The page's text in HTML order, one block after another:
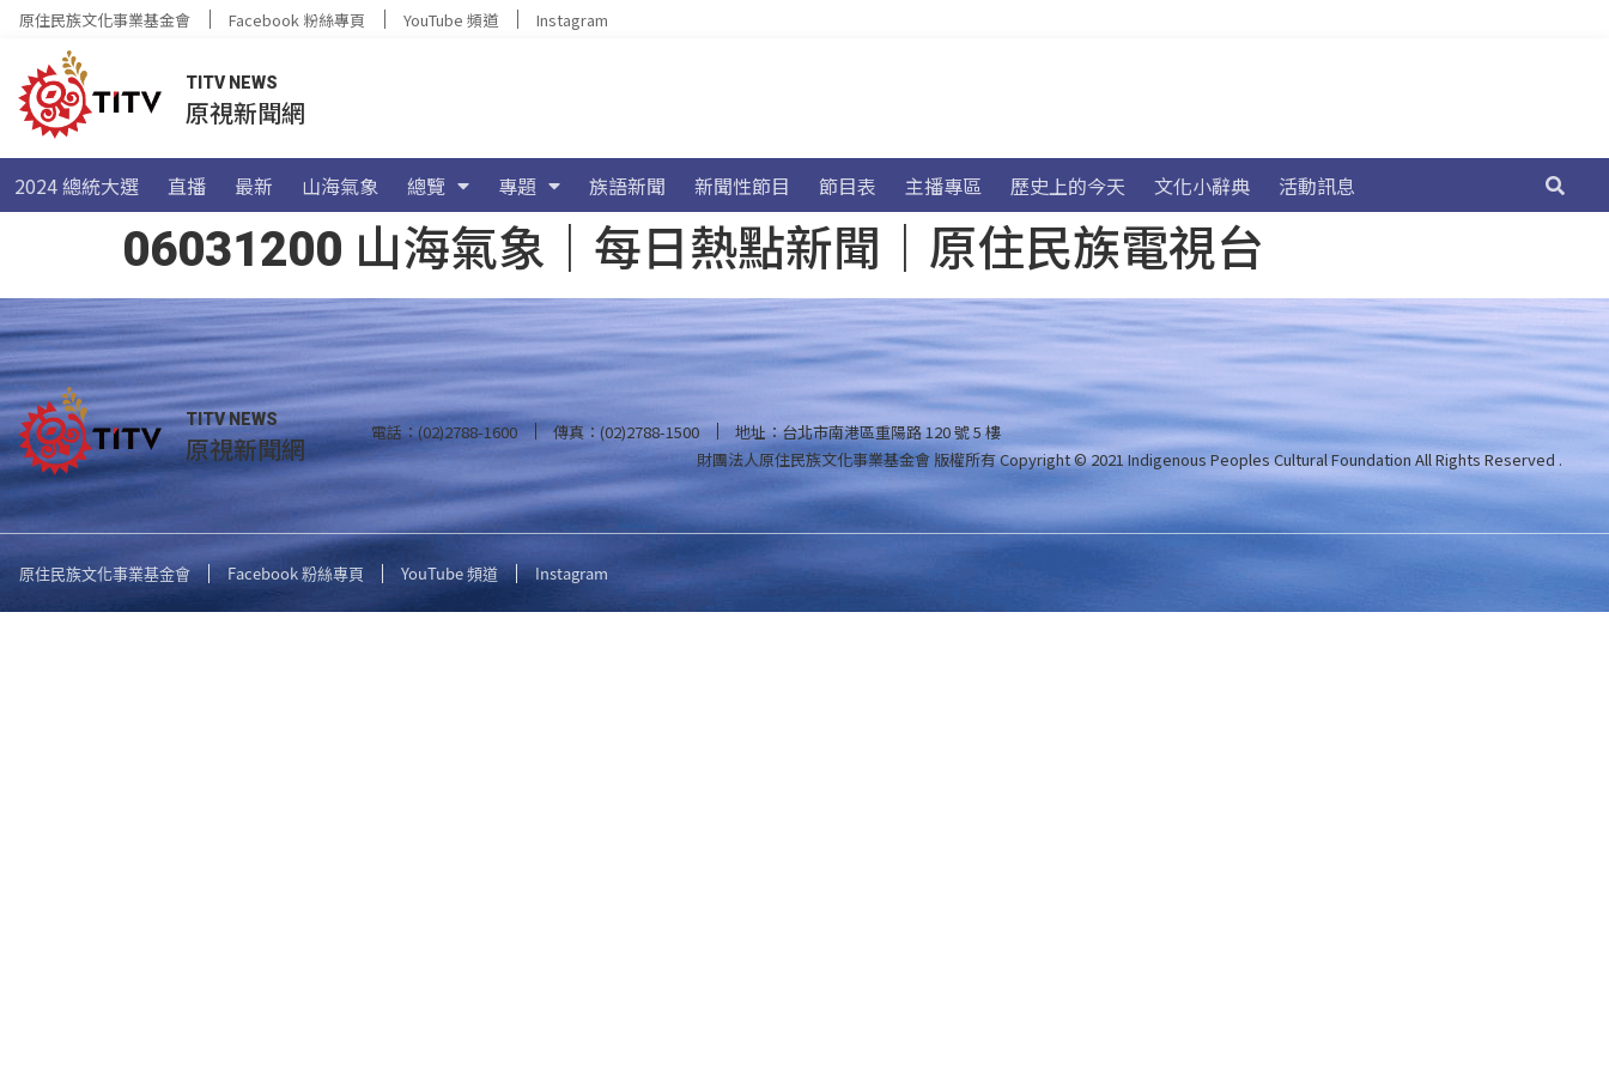
原住民族文化事業基金會 Facebook 粉絲專頁 YouTube 頻道 Instagram
TITV NEWS
原視新聞網
2024 總統大選 直播 最新 山海氣象 總覽 專題 族語新聞 新聞性節目 節目表 主播專區 歷史上的今天 文化小辭典 活動訊息
06031200 山海氣象｜每日熱點新聞｜原住民族電視台
TITV NEWS
原視新聞網 電話：(02)2788-1600 傳真：(02)2788-1500
地址：台北市南港區重陽路 120 號 5 樓
財團法人原住民族文化事業基金會 版權所有Copyright © 2021 Indigenous Peoples Cultural Foundation All Rights Reserved .
原住民族文化事業基金會 Facebook 粉絲專頁 YouTube 頻道 Instagram